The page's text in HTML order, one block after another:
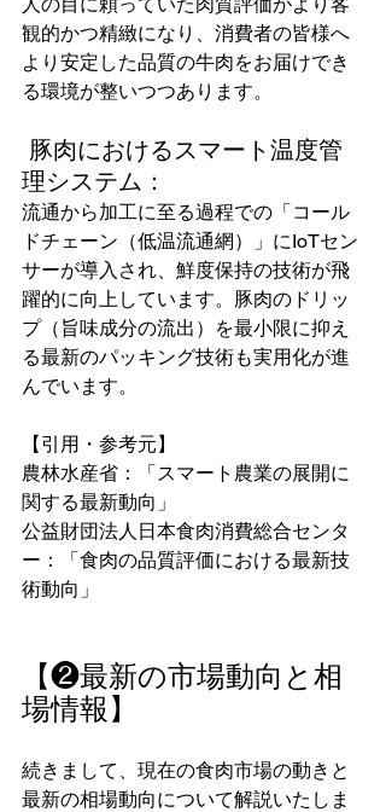
観的かつ精緻になり、消費者の皆様へ
より安定した品質の牛肉をお届けでき
る環境が整いつつあります。
理システム：
流通から加工に至る過程での「コール
ドチェーン（低温流通網）」にIoTセン
サーが導入され、鮮度保持の技術が飛
躍的に向上しています。豚肉のドリッ
プ（旨味成分の流出）を最小限に抑え
る最新のパッキング技術も実用化が進
んでいます。
【引用・参考元】
農林水産省：「スマート農業の展開に
関する最新動向」
公益財団法人日本食肉消費総合センタ
ー：「食肉の品質評価における最新技
術動向」
【❷最新の市場動向と相
場情報】
続きまして、現在の食肉市場の動きと
最新の相場動向について解説いたしま